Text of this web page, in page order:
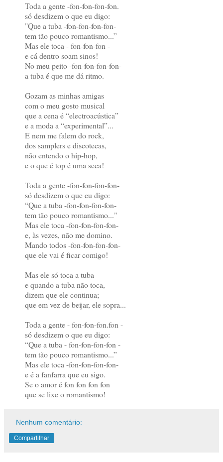
Toda a gente -fon-fon-fon-fon.
só desdizem o que eu digo:
"Que a tuba -fon-fon-fon-fon-
tem tão pouco romantismo...”
Mas ele toca - fon-fon-fon -
e cá dentro soam sinos!
No meu peito -fon-fon-fon-fon-
a tuba é que me dá ritmo.
Gozam as minhas amigas
com o meu gosto musical
que a cena é “electroacústica”
e a moda a “experimental”...
E nem me falem do rock,
dos samplers e discotecas,
não entendo o hip-hop,
e o que é top é uma seca!
Toda a gente -fon-fon-fon-fon-
só desdizem o que eu digo:
“Que a tuba -fon-fon-fon-fon-
tem tão pouco romantismo..."
Mas ele toca -fon-fon-fon-fon-
e, às vezes, não me domino.
Mando todos -fon-fon-fon-fon-
que ele vai é ficar comigo!
Mas ele só toca a tuba
e quando a tuba não toca,
dizem que ele continua;
que em vez de beijar, ele sopra...
Toda a gente - fon-fon-fon.fon -
só desdizem o que eu digo:
“Que a tuba - fon-fon-fon-fon -
tem tão pouco romantismo...”
Mas ele toca -fon-fon-fon-fon-
e é a fanfarra que eu sigo.
Se o amor é fon fon fon fon
que se lixe o romantismo!
Nenhum comentário:
Compartilhar